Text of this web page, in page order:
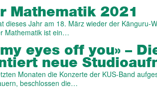
Mathematik 2021
dieses Jahr am 18. März wieder der Känguru-
Mathematik ist ein…
eyes off you» –
neue
Monaten die Konzerte der KUS-Band
beschlossen die…